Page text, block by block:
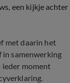
een kijkje achter
met daarin het
in samenwerking
ieder moment
.